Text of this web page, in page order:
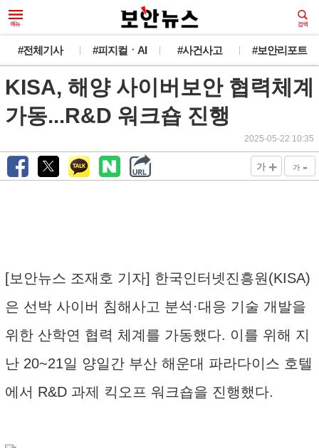
#전체기사 #피지컬ㆍAI #사건사고 #보안리포트
KISA, 해양 사이버보안 협력체계
가동...R&D 워크숍 진행
2025-05-22 10:35
가 + 가 -
[보안뉴스 조재호 기자] 한국인터넷진흥원(KISA)
은 선박 사이버 침해사고 분석·대응 기술 개발을
위한 산학연 협력 체계를 가동했다. 이를 위해 지
난 20~21일 양일간 부산 해운대 파라다이스 호텔
에서 R&D 과제 킥오프 워크숍을 진행했다.